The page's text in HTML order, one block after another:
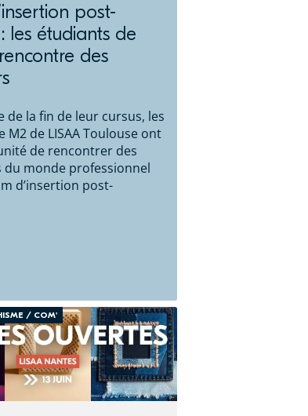
post-
les étudiants de
des
de la fin de leur cursus, les
M2 de LISAA Toulouse ont
de rencontrer des
du monde professionnel
d’insertion post-
/ COM'